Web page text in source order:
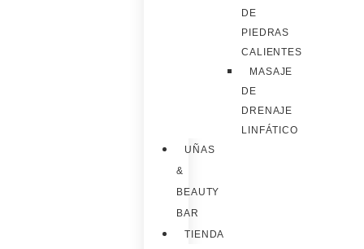
DE
PIEDRAS
CALIENTES
MASAJE
DE
DRENAJE
LINFÁTICO
UÑAS
&
BEAUTY
BAR
TIENDA